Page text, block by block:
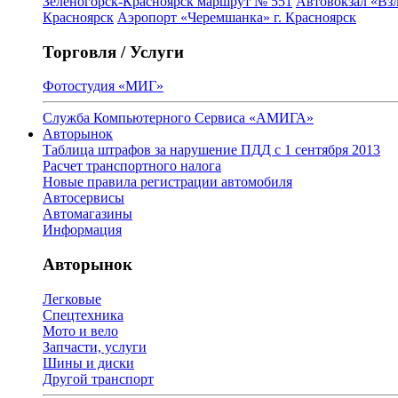
Красноярск Аэропорт «Черемшанка» г. Красноярск
Торговля / Услуги
Фотостудия «МИГ»
Служба Компьютерного Сервиса «АМИГА»
Авторынок
Таблица штрафов за нарушение ПДД с 1 сентября 2013
Расчет транспортного налога
Новые правила регистрации автомобиля
Автосервисы
Автомагазины
Информация
Авторынок
Легковые
Спецтехника
Мото и вело
Запчасти, услуги
Шины и диски
Другой транспорт